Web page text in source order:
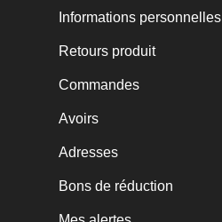
Informations personnelles
Retours produit
Commandes
Avoirs
Adresses
Bons de réduction